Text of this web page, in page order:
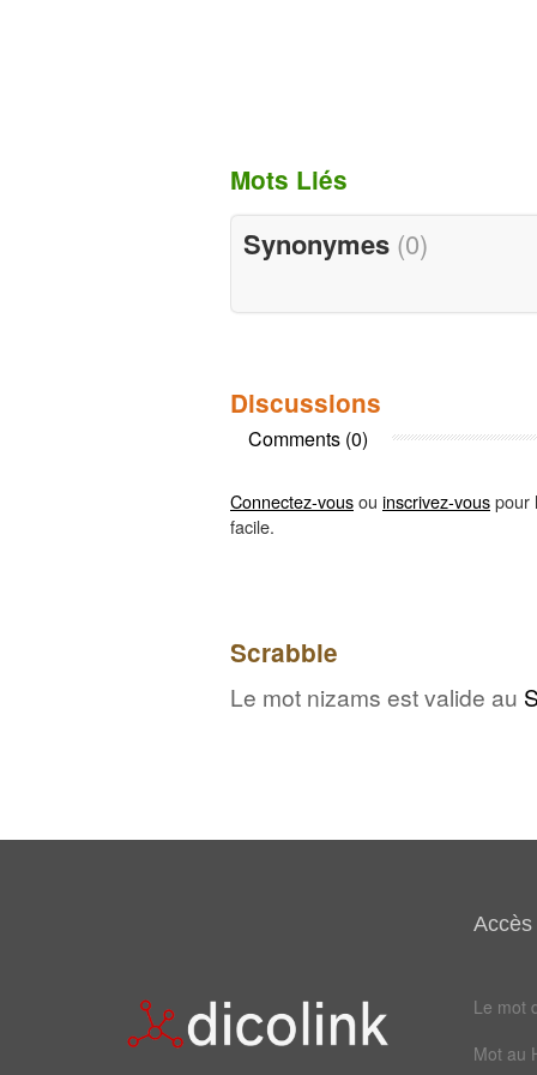
Mots Liés
Synonymes (0)
Discussions
Comments (0)
Connectez-vousou inscrivez-vouspour
facile.
Scrabble
Le mot nizams est valide au
Accès
Le mot
Mot au